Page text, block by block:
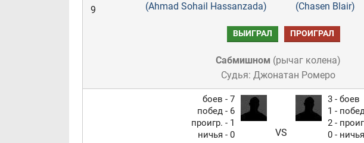
9
(Ahmad Sohail Hassanzada)
(Chasen Blair)
ВЫИГРАЛ ПРОИГРАЛ
Сабмишном (рычаг колена)
Судья: Джонатан Ромеро
боев - 7
побед - 6
проигр. - 1
ничья - 0
VS
3 - боев
1 -
2 -
0 - ничья